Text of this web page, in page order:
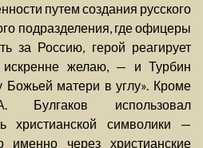
путем создания русского
подразделения, где офицеры
за Россию, герой реагирует
искренне желаю, — и Турбин
Божьей матери в углу». Кроме
использовал
христианской символики —
именно через христианские